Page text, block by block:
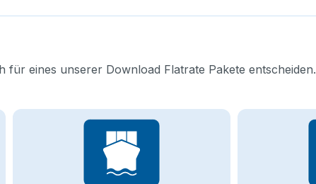
eines unserer Download Flatrate Pakete entscheiden.